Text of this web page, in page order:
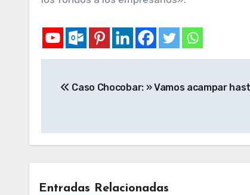
Caso Chocobar: » Vamos acampar
Entradas Relacionadas